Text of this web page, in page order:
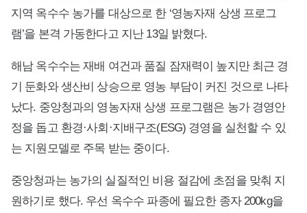
지역 옥수수 농가를 대상으로 한 ‘영농자재 상생 프로그
램’을 본격 가동한다고 지난 13일 밝혔다.
해남 옥수수는 재배 여건과 품질 잠재력이 높지만 최근 경
기 둔화와 생산비 상승으로 영농 부담이 커진 것으로 나타
났다. 중앙청과의 영농자재 상생 프로그램은 농가 경영안
정을 돕고 환경·사회·지배구조(ESG) 경영을 실천할 수 있
는 지원모델로 주목 받는 중이다.
중앙청과는 농가의 실질적인 비용 절감에 초점을 맞춰 지
원하기로 했다. 우선 옥수수 파종에 필요한 종자 200kg을